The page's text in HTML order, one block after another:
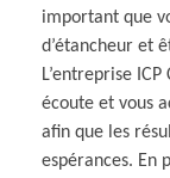
important que
d’étancheur et
L’entreprise
écoute et vous
afin que les
espérances. En